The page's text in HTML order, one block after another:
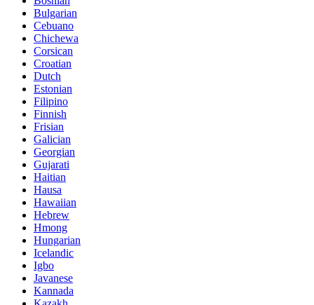
Bulgarian
Cebuano
Chichewa
Corsican
Croatian
Dutch
Estonian
Filipino
Finnish
Frisian
Galician
Georgian
Gujarati
Haitian
Hausa
Hawaiian
Hebrew
Hmong
Hungarian
Icelandic
Igbo
Javanese
Kannada